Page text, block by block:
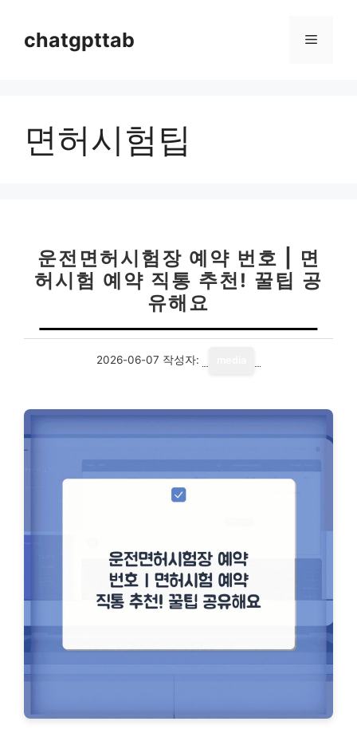
chatgpttab 메
면허시험팁
운전면허시험장 예약 번호 | 면
허시험 예약 직통 추천! 꿀팁 공
유해요
2026-06-07 작성자: